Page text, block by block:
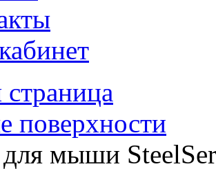
страница
поверхности
мыши